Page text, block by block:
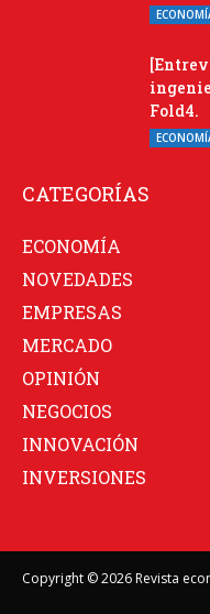
Fold4.
CATEGORÍAS
ECONOMÍA
NOVEDADES
EMPRESAS
MERCADO
OPINIÓN
NEGOCIOS
INNOVACIÓN
INVERSIONES
Copyright © 2026 Revista